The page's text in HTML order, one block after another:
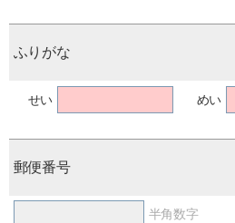
ふりがな
せい めい
郵便番号
半角数字